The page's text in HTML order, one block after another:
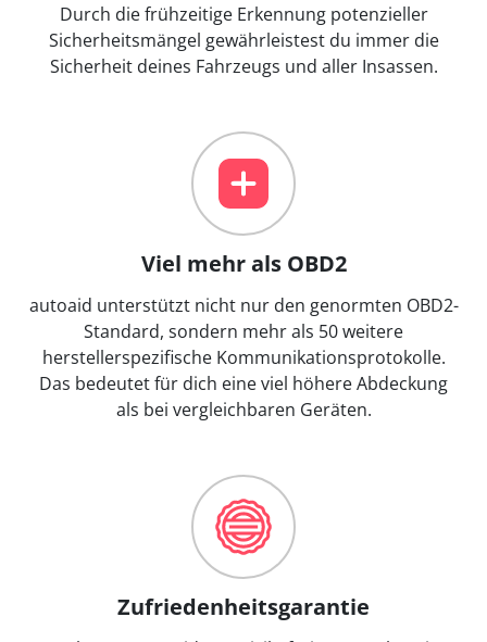
Durch die frühzeitige Erkennung potenzieller
Sicherheitsmängel gewährleistest du immer die
Sicherheit deines Fahrzeugs und aller Insassen.
Viel mehr als OBD2
autoaid unterstützt nicht nur den genormten OBD2-
Standard, sondern mehr als 50 weitere
herstellerspezifische Kommunikationsprotokolle.
Das bedeutet für dich eine viel höhere Abdeckung
als bei vergleichbaren Geräten.
Zufriedenheitsgarantie